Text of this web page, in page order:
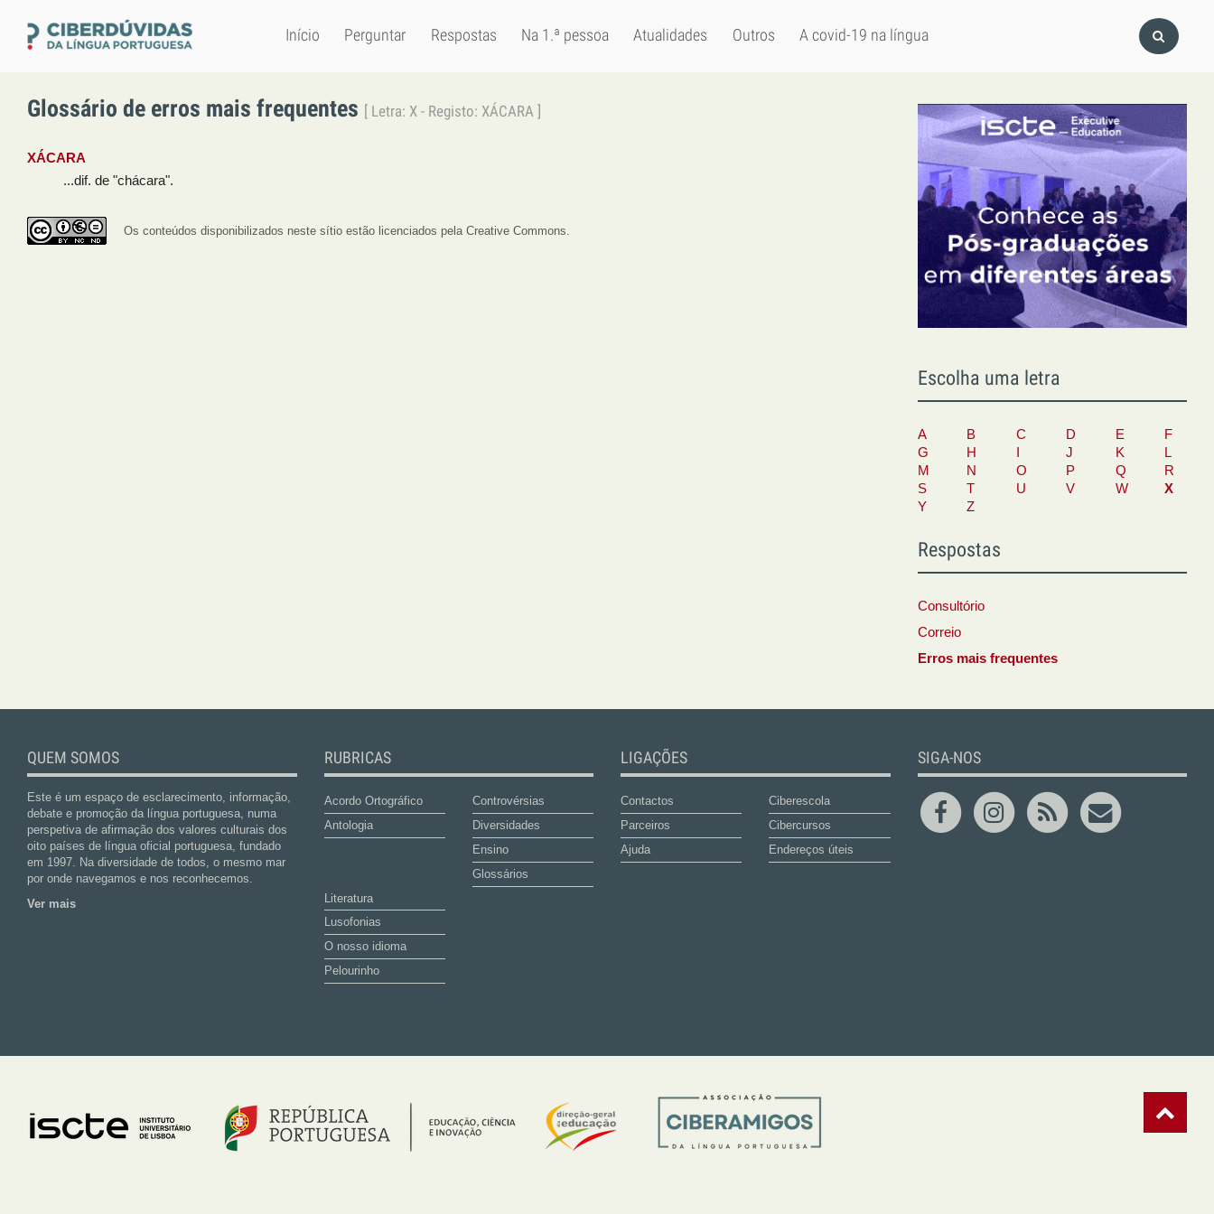
Início Perguntar Respostas Na 1.ª pessoa Atualidades Outros A covid-19 na língua
Glossário de erros mais frequentes [ Letra: X - Registo: XÁCARA ]
XÁCARA
...dif. de "chácara".
Os conteúdos disponibilizados neste sítio estão licenciados pela Creative Commons.
Escolha uma letra
A B C D E
F
G
H J K
L
M
N O P Q
R
S
T U V W
X
Y
Z
Respostas
Consultório
Correio
Erros mais frequentes
QUEM SOMOS
Este é um espaço de esclarecimento, informação,
debate e promoção da língua portuguesa, numa
perspetiva de afirmação dos valores culturais dos
oito países de língua oficial portuguesa, fundado
em 1997. Na diversidade de todos, o mesmo mar
por onde navegamos e nos reconhecemos.
Ver mais
RUBRICAS
Acordo Ortográfico
Antologia
Controvérsias
Diversidades
Ensino
Glossários
Literatura
Lusofonias
O nosso idioma
Pelourinho
LIGAÇÕES
Contactos
Parceiros
Ajuda
Ciberescola
Cibercursos
Endereços úteis
SIGA-NOS